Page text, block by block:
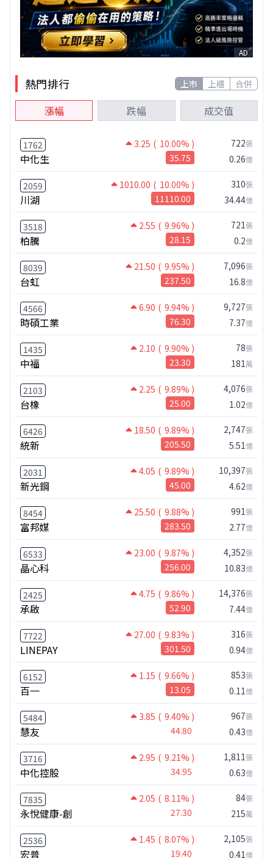
AD
熱門排行 上市 上櫃 合併
漲幅 跌幅 成交值
1762 3.25 ( 10.00% )
中化生 35.75
722張
0.26億
2059 1010.00 ( 10.00% )
川湖 11110.00
310張
34.44億
3518 2.55 ( 9.96% )
柏騰 28.15
721張
0.2億
8039 21.50 ( 9.95% )
台虹 237.50
7,096張
16.8億
4566 6.90 ( 9.94% )
時碩工業 76.30
9,727張
7.37億
1435 2.10 ( 9.90% )
中福 23.30
78張
181萬
2103 2.25 ( 9.89% )
台橡 25.00
4,076張
1.02億
6426 18.50 ( 9.89% )
統新 205.50
2,747張
5.51億
2031 4.05 ( 9.89% )
新光鋼 45.00
10,397張
4.62億
8454 25.50 ( 9.88% )
富邦媒 283.50
991張
2.77億
6533 23.00 ( 9.87% )
晶心科 256.00
4,352張
10.83億
2425 4.75 ( 9.86% )
承啟 52.90
14,376張
7.44億
7722 27.00 ( 9.83% )
LINEPAY 301.50
316張
0.94億
6152 1.15 ( 9.66% )
百一 13.05
853張
0.11億
5484 3.85 ( 9.40% )
慧友 44.80
967張
0.43億
3716 2.95 ( 9.21% )
中化控股 34.95
1,811張
0.63億
7835 2.05 ( 8.11% )
永悅健康-創 27.30
84張
215萬
2536 1.45 ( 8.07% )
宏普 19.40
2,105張
0.41億